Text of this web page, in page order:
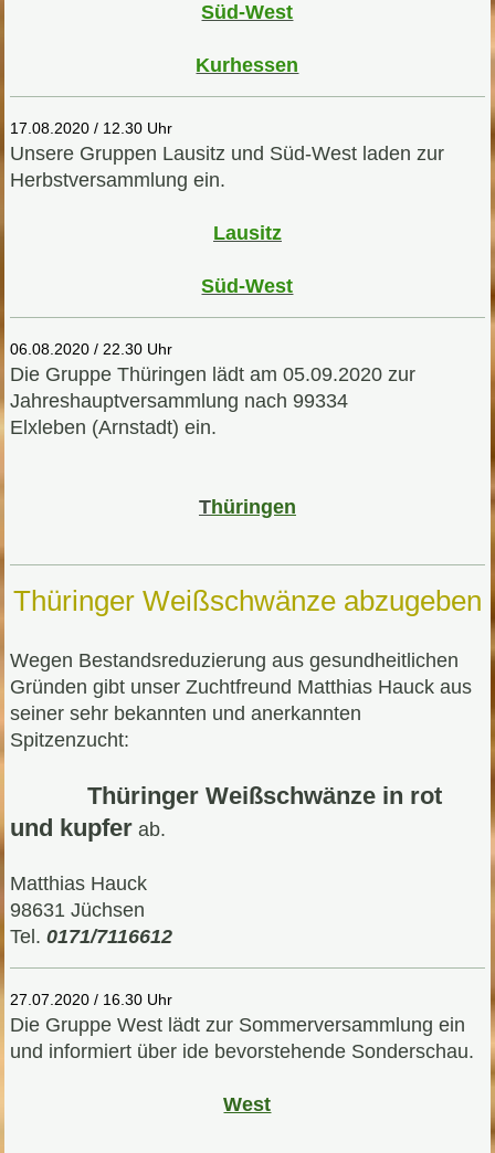
Süd-West
Kurhessen
17.08.2020 / 12.30 Uhr
Unsere Gruppen Lausitz und Süd-West laden zur
Herbstversammlung ein.
Lausitz
Süd-West
06.08.2020 / 22.30 Uhr
Die Gruppe Thüringen lädt am 05.09.2020 zur
Jahreshauptversammlung nach 99334
Elxleben (Arnstadt) ein.
Thüringen
Thüringer Weißschwänze abzugeben
Wegen Bestandsreduzierung aus gesundheitlichen
Gründen gibt unser Zuchtfreund Matthias Hauck aus
seiner sehr bekannten und anerkannten
Spitzenzucht:
Thüringer Weißschwänze in rot
und kupferab.
Matthias Hauck
98631 Jüchsen
Tel. 0171/7116612
27.07.2020 / 16.30 Uhr
Die Gruppe West lädt zur Sommerversammlung ein
und informiert über ide bevorstehende Sonderschau.
West